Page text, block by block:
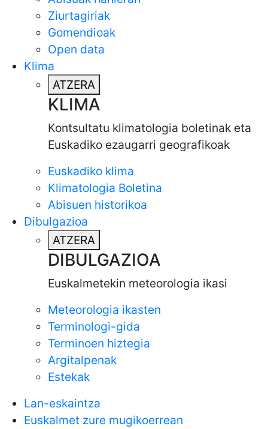
Ziurtagiriak
Gomendioak
Open data
Klima
ATZERA
KLIMA
Kontsultatu klimatologia boletinak eta
Euskadiko ezaugarri geografikoak
Euskadiko klima
Klimatologia Boletina
Abisuen historikoa
Dibulgazioa
ATZERA
DIBULGAZIOA
Euskalmetekin meteorologia ikasi
Meteorologia ikasten
Terminologi-gida
Terminoen hiztegia
Argitalpenak
Estekak
Lan-eskaintza
Euskalmet zure mugikoerrean